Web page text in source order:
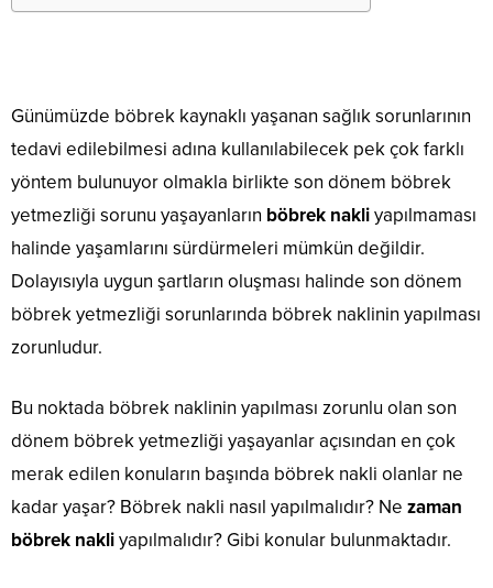
Günümüzde böbrek kaynaklı yaşanan sağlık sorunlarının
tedavi edilebilmesi adına kullanılabilecek pek çok farklı
yöntem bulunuyor olmakla birlikte son dönem böbrek
yetmezliği sorunu yaşayanların böbrek nakliyapılmaması
halinde yaşamlarını sürdürmeleri mümkün değildir.
Dolayısıyla uygun şartların oluşması halinde son dönem
böbrek yetmezliği sorunlarında böbrek naklinin yapılması
zorunludur.
Bu noktada böbrek naklinin yapılması zorunlu olan son
dönem böbrek yetmezliği yaşayanlar açısından en çok
merak edilen konuların başında böbrek nakli olanlar ne
kadar yaşar? Böbrek nakli nasıl yapılmalıdır? Ne zaman
böbrek nakliyapılmalıdır? Gibi konular bulunmaktadır.